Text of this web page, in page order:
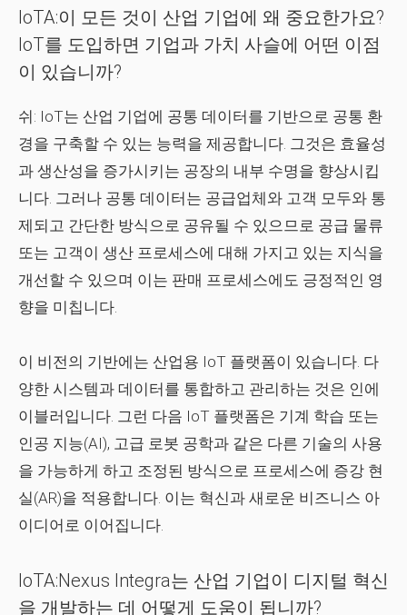
IoTA:이 모든 것이 산업 기업에 왜 중요한가요?
IoT를 도입하면 기업과 가치 사슬에 어떤 이점
이 있습니까?
쉬: IoT는 산업 기업에 공통 데이터를 기반으로 공통 환
경을 구축할 수 있는 능력을 제공합니다. 그것은 효율성
과 생산성을 증가시키는 공장의 내부 수명을 향상시킵
니다. 그러나 공통 데이터는 공급업체와 고객 모두와 통
제되고 간단한 방식으로 공유될 수 있으므로 공급 물류
또는 고객이 생산 프로세스에 대해 가지고 있는 지식을
개선할 수 있으며 이는 판매 프로세스에도 긍정적인 영
향을 미칩니다.
이 비전의 기반에는 산업용 IoT 플랫폼이 있습니다. 다
양한 시스템과 데이터를 통합하고 관리하는 것은 인에
이블러입니다. 그런 다음 IoT 플랫폼은 기계 학습 또는
인공 지능(AI), 고급 로봇 공학과 같은 다른 기술의 사용
을 가능하게 하고 조정된 방식으로 프로세스에 증강 현
실(AR)을 적용합니다. 이는 혁신과 새로운 비즈니스 아
이디어로 이어집니다.
IoTA:Nexus Integra는 산업 기업이 디지털 혁신
을 개발하는 데 어떻게 도움이 됩니까?